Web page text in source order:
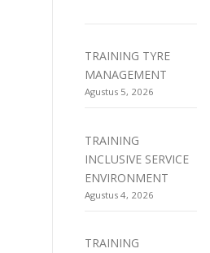
TRAINING TYRE
MANAGEMENT
Agustus 5, 2026
TRAINING
INCLUSIVE SERVICE
ENVIRONMENT
Agustus 4, 2026
TRAINING